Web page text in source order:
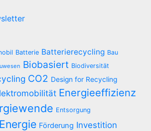
Batterie Batterierecycling Bau
Biobasiert Biodiversität
CO2 Design for Recycling
Energieeffizienz
Entsorgung
Förderung Investition